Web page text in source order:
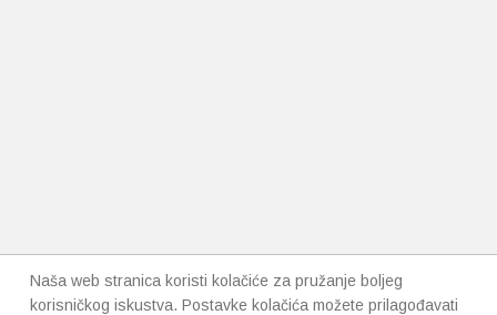
Naša web stranica koristi kolačiće za pružanje boljeg
korisničkog iskustva. Postavke kolačića možete prilagođavati